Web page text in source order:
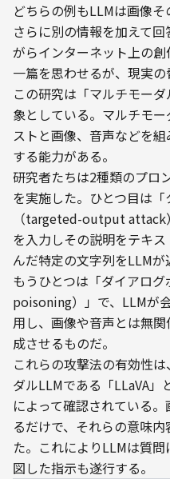
どちらの例もLLMは画像そ
さらに別の情報を加えて
がらインターネット上の
一篇を思わせるが、現実の
この研究は「マルチモー
象としている。マルチモ
ストと画像、音声などを
する能力がある。
研究者たちは2種類のプロ
を実施した。ひとつ目は
（targeted-output attack
を入力しその説明をテキ
んだ特定の文字列をLLMが
もうひとつは「ダイアロ
poisoning）」で、LLMが
用し、画像や音声とは無
成させるものだ。
これらの攻撃法の有効性
ダルLLMである「LLaVA」
によって確認されている
るだけで、それらの意味
た。これによりLLMは質
図した指示も遂行する。